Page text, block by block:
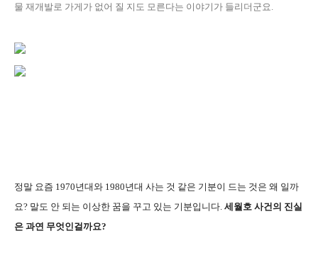
물 재개발로 가게가 없어 질 지도 모른다는 이야기가 들리더군요.
정말 요즘 1970년대와 1980년대 사는 것 같은 기분이 드는 것은 왜 일까
요? 말도 안 되는 이상한 꿈을 꾸고 있는 기분입니다. 세월호 사건의 진실
은 과연 무엇인걸까요?